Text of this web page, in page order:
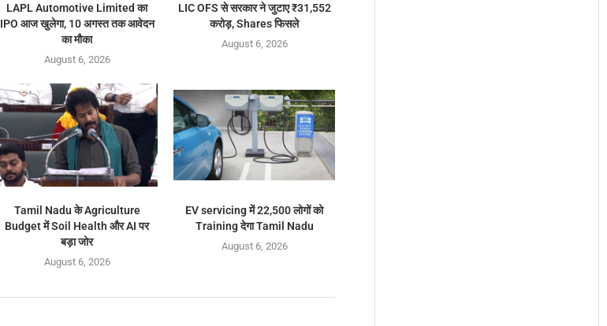
LAPL Automotive Limited का
IPO आज खुलेगा, 10 अगस्त तक आवेदन
का मौका
August 6, 2026
LIC OFS से सरकार ने जुटाए ₹31,552
करोड़, Shares फिसले
August 6, 2026
Tamil Nadu के Agriculture
Budget में Soil Health और AI पर
बड़ा जोर
August 6, 2026
EV servicing में 22,500 लोगों को
Training देगा Tamil Nadu
August 6, 2026